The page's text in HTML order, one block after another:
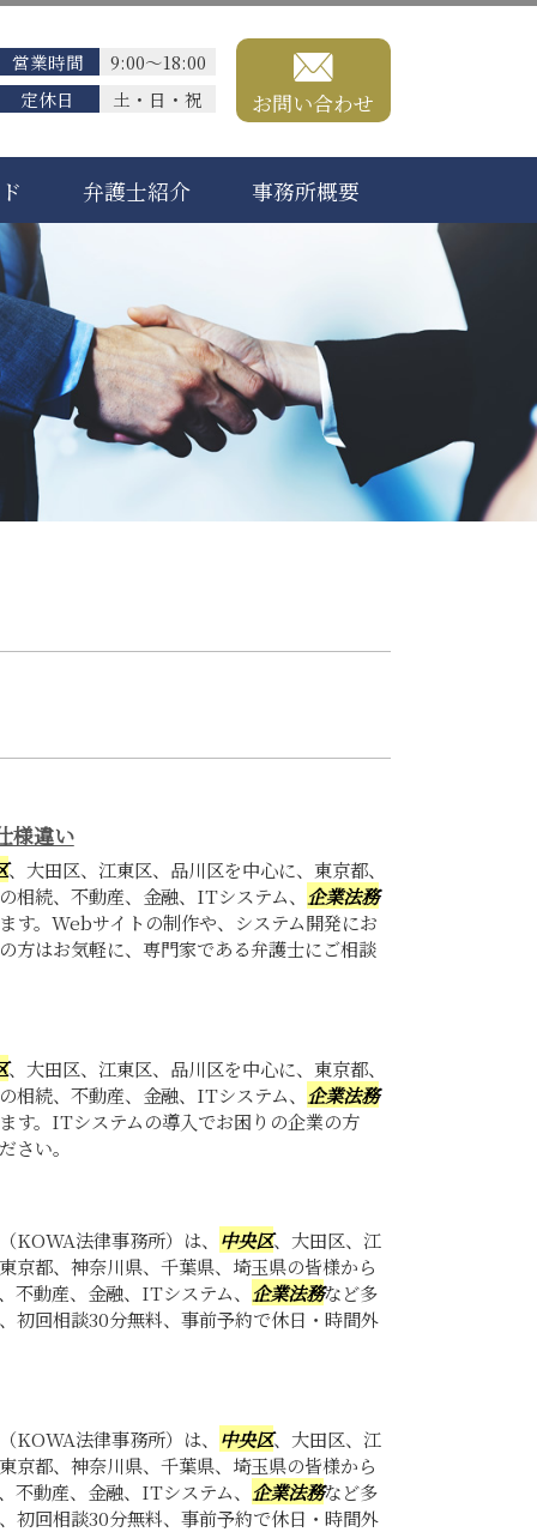
営業時間
9:00～18:00
定休日
土・日・祝 お問い合わせ
弁護士紹介 事務所概要
様違い
、大田区、江東区、品川区を中心に、東京都、
相続、不動産、金融、ITシステム、 企業法務
す。Webサイトの制作や、システム開発にお
方はお気軽に、専門家である弁護士にご相談
、大田区、江東区、品川区を中心に、東京都、
相続、不動産、金融、ITシステム、 企業法務
す。ITシステムの導入でお困りの企業の方
さい。
KOWA法律事務所）は、 中央区、大田区、江
京都、神奈川県、千葉県、埼玉県の皆様から
不動産、金融、ITシステム、 企業法務など多
初回相談30分無料、事前予約で休日・時間外
KOWA法律事務所）は、 中央区、大田区、江
京都、神奈川県、千葉県、埼玉県の皆様から
不動産、金融、ITシステム、 企業法務など多
初回相談30分無料、事前予約で休日・時間外